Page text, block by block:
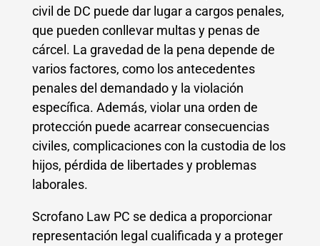
civil de DC puede dar lugar a cargos penales,
que pueden conllevar multas y penas de
cárcel. La gravedad de la pena depende de
varios factores, como los antecedentes
penales del demandado y la violación
específica. Además, violar una orden de
protección puede acarrear consecuencias
civiles, complicaciones con la custodia de los
hijos, pérdida de libertades y problemas
laborales.
Scrofano Law PC se dedica a proporcionar
representación legal cualificada y a proteger